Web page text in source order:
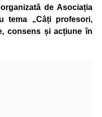
de Asociația
tema „Câți profesori,
consens și acțiune în